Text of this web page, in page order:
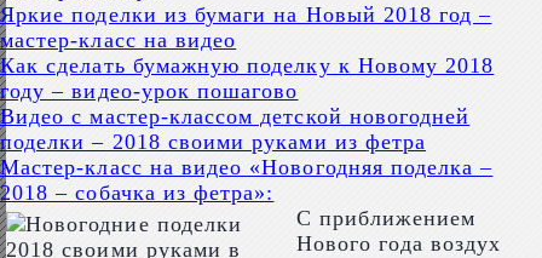
Яркие поделки из бумаги на Новый 2018 год –
мастер-класс на видео
Как сделать бумажную поделку к Новому 2018
году – видео-урок пошагово
Видео с мастер-классом детской новогодней
поделки – 2018 своими руками из фетра
Мастер-класс на видео «Новогодняя поделка –
2018 – собачка из фетра»:
С приближением
Нового года воздух